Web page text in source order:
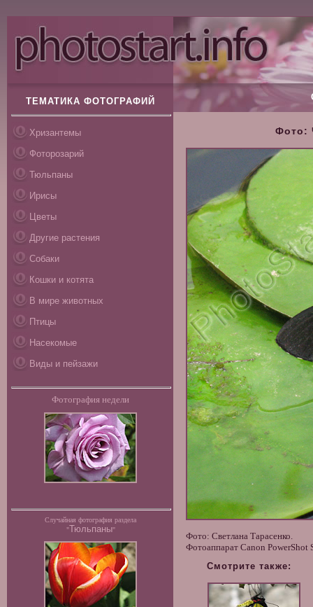
ТЕМАТИКА ФОТОГРАФИЙ
Хризантемы
Фоторозарий
Тюльпаны
Ирисы
Цветы
Другие растения
Собаки
Кошки и котята
В мире животных
Птицы
Насекомые
Виды и пейзажи
Фотография недели
Случайная фотография раздела
"Тюльпаны"
Фото:
Фото: Светлана Тарасенко.
Фотоаппарат Canon PowerShot
Смотрите также: